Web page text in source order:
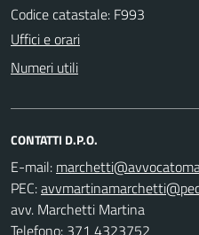
Codice catastale: F993
Uffici e orari
Numeri utili
CONTATTI D.P.O.
E-mail:
PEC:
avv. Marchetti Martina
Telefono: 371 4323752